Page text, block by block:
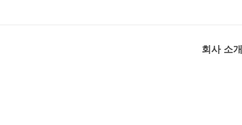
회사 소개